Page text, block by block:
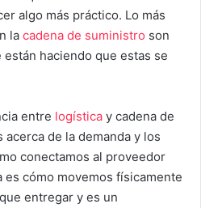
algo más práctico. Lo más
la cadena de suministro son
haciendo que estas se
entre logística y cadena de
de la demanda y los
conectamos al proveedor
cómo movemos físicamente
entregar y es un